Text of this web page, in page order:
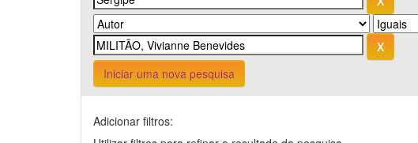
Iniciar uma nova pesquisa
Adicionar filtros: